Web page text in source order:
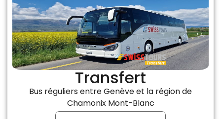
Transfert
Bus réguliers entre Genève et la région de
Chamonix Mont-Blanc